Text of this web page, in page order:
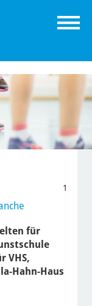
1
für
VHS,
Hahn-Haus